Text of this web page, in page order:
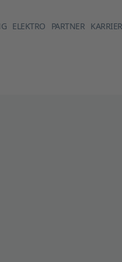
ELEKTRO PARTNER